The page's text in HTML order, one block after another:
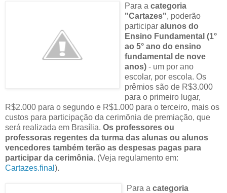
Para a categoria
"Cartazes", poderão
participar alunos do
Ensino Fundamental (1°
ao 5° ano do ensino
fundamental de nove
anos) - um por ano
escolar, por escola. Os
prêmios são de R$3.000
para o primeiro lugar,
R$2.000 para o segundo e R$1.000 para o terceiro, mais os
custos para participação da cerimõnia de premiação, que
será realizada em Brasília. Os professores ou
professoras regentes da turma das alunas ou alunos
vencedores também terão as despesas pagas para
participar da cerimônia. (Veja regulamento em:
Cartazes.final ).
Para a categoria